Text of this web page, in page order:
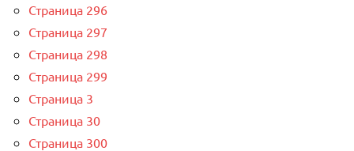
Страница 296
Страница 297
Страница 298
Страница 299
Страница 3
Страница 30
Страница 300